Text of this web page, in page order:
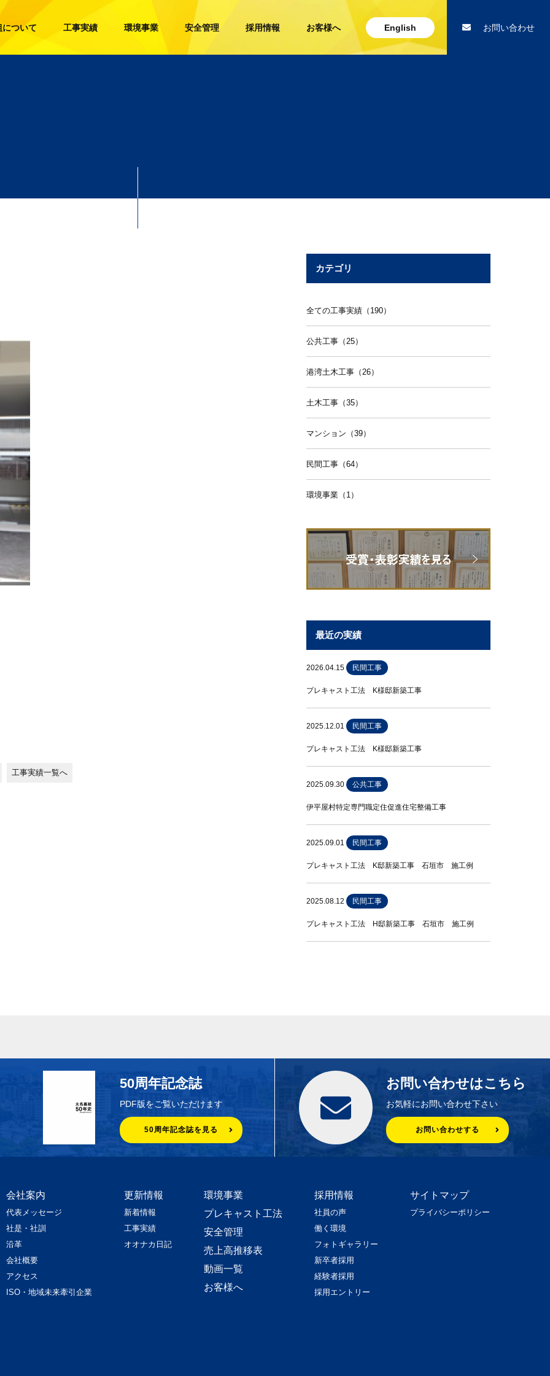
ついて 工事実績 環境事業 安全管理 採用情報 お客様へ English お問い合わせ
工事実績一覧へ
カテゴリ
全ての工事実績（190）
公共工事（25）
港湾土木工事（26）
土木工事（35）
マンション（39）
民間工事（64）
環境事業（1）
最近の実績
2026.04.15 民間工事
プレキャスト工法 K様邸新築工事
2025.12.01 民間工事
プレキャスト工法 K様邸新築工事
2025.09.30 公共工事
伊平屋村特定専門職定住促進住宅整備工事
2025.09.01 民間工事
プレキャスト工法 K邸新築工事 石垣市 施工例
2025.08.12 民間工事
プレキャスト工法 H邸新築工事 石垣市 施工例
50周年記念誌
PDF版をご覧いただけます
50周年記念誌を見る
お問い合わせはこちら
お気軽にお問い合わせ下さい
お問い合わせする
会社案内
代表メッセージ
社是・社訓
沿革
会社概要
アクセス
ISO・地域未来牽引企業
更新情報
新着情報
工事実績
オオナカ日記
環境事業
プレキャスト工法
安全管理
売上高推移表
動画一覧
お客様へ
採用情報
社員の声
働く環境
フォトギャラリー
新卒者採用
経験者採用
採用エントリー
サイトマップ
プライバシーポリシー